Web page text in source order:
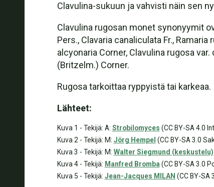
Clavulina-sukuun ja vahvisti näin sen
Clavulina rugosan monet synonyymit
Pers., Clavaria canaliculata Fr.,
alcyonaria Corner, Clavulina rugosa
(Britzelm.) Corner.
Rugosa tarkoittaa ryppyistä tai karkeaa.
Lähteet:
Kuva 1 - Tekijä: A: Strobilomyces (CC BY-SA 4.0
Kuva 2 - Tekijä: M: Jörg Hempel (CC BY-SA 3.0
Kuva 3 - Tekijä: M: Walter Siegmund (keskustelu)
Kuva 4 - Tekijä: Manfred Bromba (CC BY-SA 3.0
Kuva 5 - Tekijä: Jean-Jacques MILAN (CC BY-SA